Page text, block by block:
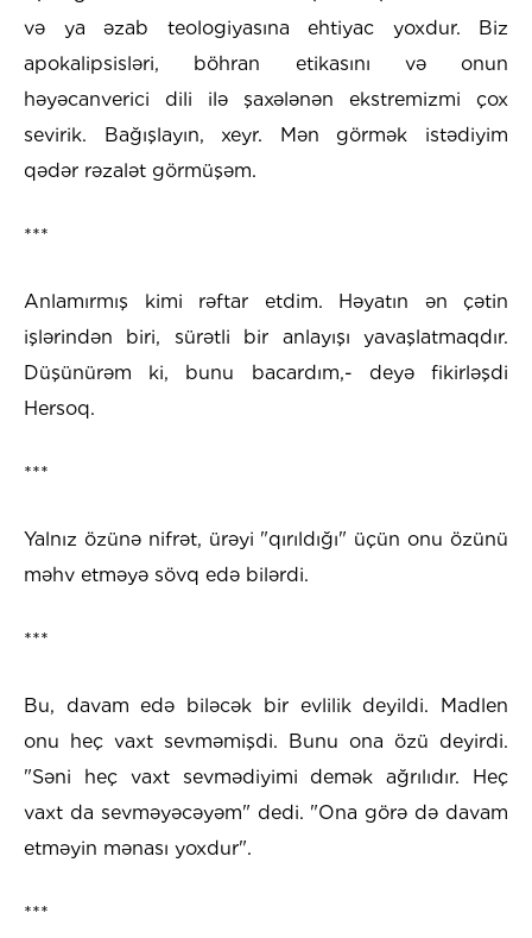
və ya əzab teologiyasına ehtiyac yoxdur. Biz
apokalipsisləri, böhran etikasını və onun
həyəcanverici dili ilə şaxələnən ekstremizmi çox
sevirik. Bağışlayın, xeyr. Mən görmək istədiyim
qədər rəzalət görmüşəm.
***
Anlamırmış kimi rəftar etdim. Həyatın ən çətin
işlərindən biri, sürətli bir anlayışı yavaşlatmaqdır.
Düşünürəm ki, bunu bacardım,- deyə fikirləşdi
Hersoq.
***
Yalnız özünə nifrət, ürəyi "qırıldığı" üçün onu özünü
məhv etməyə sövq edə bilərdi.
***
Bu, davam edə biləcək bir evlilik deyildi. Madlen
onu heç vaxt sevməmişdi. Bunu ona özü deyirdi.
"Səni heç vaxt sevmədiyimi demək ağrılıdır. Heç
vaxt da sevməyəcəyəm" dedi. "Ona görə də davam
etməyin mənası yoxdur".
***